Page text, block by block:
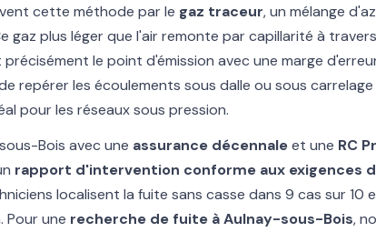
cette méthode par le gaz traceur, un mélange
gaz plus léger que l'air remonte par capillarité à
le point d'émission avec une marge
repérer les écoulements sous dalle ou sous
pour les réseaux sous pression.
Bois avec une assurance décennaleet une RC
rapport d'intervention conforme aux exigences
localisent la fuite sans casse dans 9 cas sur 10
une recherche de fuite à Aulnay-sous-Bois,